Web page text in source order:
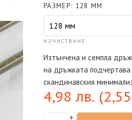
РАЗМЕР 128 ММ
ИЗЧИСТВАНЕ
Изтънчена и семпла
на дръжката
скандинавския
4,98 лв. (2,55